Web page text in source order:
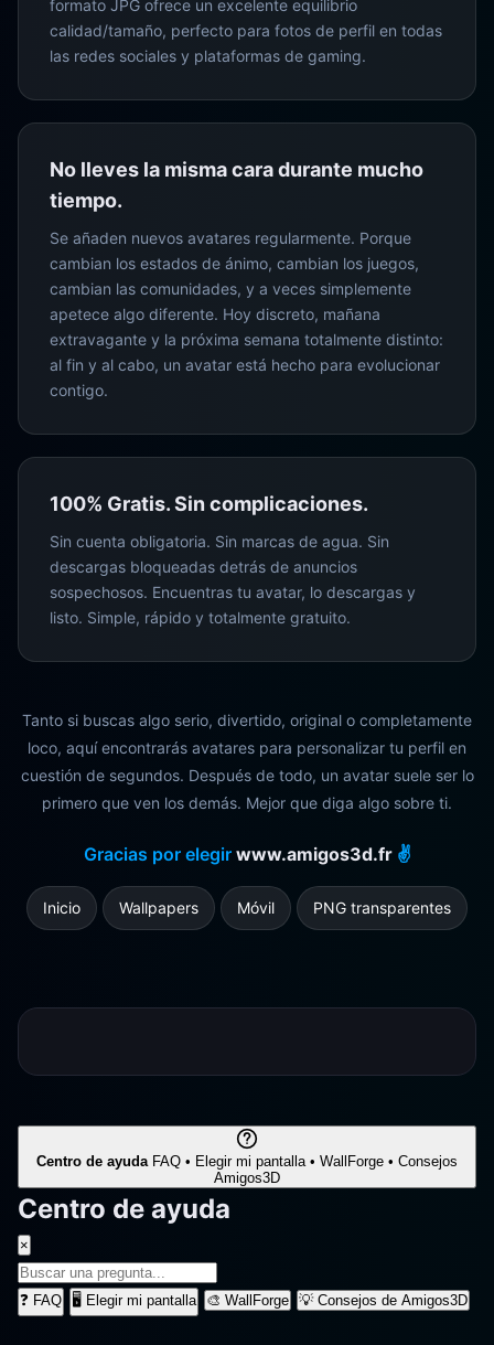
formato JPG ofrece un excelente equilibrio
calidad/tamaño, perfecto para fotos de perfil en todas
las redes sociales y plataformas de gaming.
No lleves la misma cara durante mucho
tiempo.
Se añaden nuevos avatares regularmente. Porque
cambian los estados de ánimo, cambian los juegos,
cambian las comunidades, y a veces simplemente
apetece algo diferente. Hoy discreto, mañana
extravagante y la próxima semana totalmente distinto:
al fin y al cabo, un avatar está hecho para evolucionar
contigo.
100% Gratis. Sin complicaciones.
Sin cuenta obligatoria. Sin marcas de agua. Sin
descargas bloqueadas detrás de anuncios
sospechosos. Encuentras tu avatar, lo descargas y
listo. Simple, rápido y totalmente gratuito.
Tanto si buscas algo serio, divertido, original o completamente
loco, aquí encontrarás avatares para personalizar tu perfil en
cuestión de segundos. Después de todo, un avatar suele ser lo
primero que ven los demás. Mejor que diga algo sobre ti.
Gracias por elegir www.amigos3d.fr✌️
Inicio Wallpapers Móvil PNG transparentes
Centro de ayuda FAQ • Elegir mi pantalla • WallForge • Consejos
Amigos3D
Centro de ayuda
×
❓ FAQ 🖥️ Elegir mi pantalla 🎨 WallForge 💡 Consejos de Amigos3D